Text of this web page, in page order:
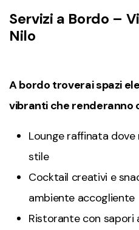
Servizi a Bordo –
Nilo
A bordo troverai spazi
vibranti che renderanno
Lounge raffinata
stile
Cocktail creativi e
ambiente accogliente
Ristorante con sapori